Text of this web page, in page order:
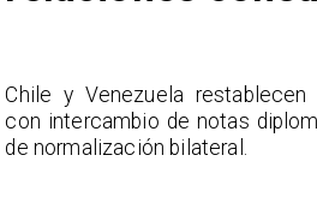
consulares
iniciando etapa
La
considera
Campillai